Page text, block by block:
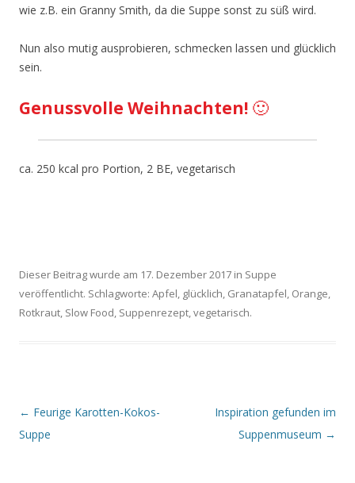
wie z.B. ein Granny Smith, da die Suppe sonst zu süß wird.
Nun also mutig ausprobieren, schmecken lassen und glücklich
sein.
Genussvolle Weihnachten! 🙂
ca. 250 kcal pro Portion, 2 BE, vegetarisch
Dieser Beitrag wurde am 17. Dezember 2017 in Suppe
veröffentlicht. Schlagworte: Apfel, glücklich, Granatapfel, Orange,
Rotkraut, Slow Food, Suppenrezept,vegetarisch.
e
i
← Feurige Karotten-Kokos-
Suppe
Inspiration gefunden im
Suppenmuseum →